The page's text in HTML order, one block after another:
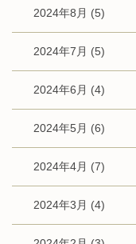
2024年8月 (5)
2024年7月 (5)
2024年6月 (4)
2024年5月 (6)
2024年4月 (7)
2024年3月 (4)